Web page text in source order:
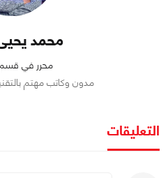
محمد
محرر في قسم
مدون وكاتب مهتم
التعليقات